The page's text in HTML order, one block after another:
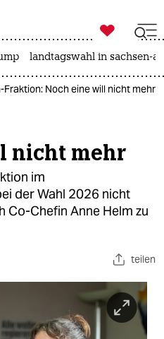
ich

taz zahl ich
landtagswahl in sachsen-
Fraktion: Noch eine will nicht mehr
nicht mehr
im
der Wahl 2026 nicht
Co-Chefin Anne Helm zu
teilen